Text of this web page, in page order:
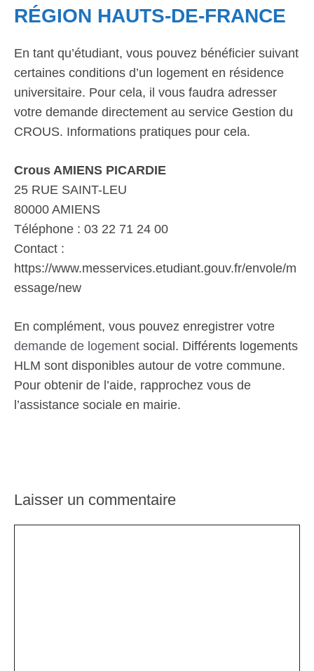
RÉGION HAUTS-DE-FRANCE
En tant qu’étudiant, vous pouvez bénéficier suivant
certaines conditions d’un logement en résidence
universitaire. Pour cela, il vous faudra adresser
votre demande directement au service Gestion du
CROUS. Informations pratiques pour cela.
Crous AMIENS PICARDIE
25 RUE SAINT-LEU
80000 AMIENS
Téléphone : 03 22 71 24 00
Contact :
https://www.messervices.etudiant.gouv.fr/envole/m
essage/new
En complément, vous pouvez enregistrer votre
demande de logement social. Différents logements
HLM sont disponibles autour de votre commune.
Pour obtenir de l’aide, rapprochez vous de
l’assistance sociale en mairie.
Laisser un commentaire